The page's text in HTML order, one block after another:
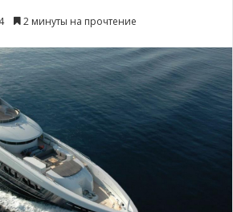
2 минуты на прочтение